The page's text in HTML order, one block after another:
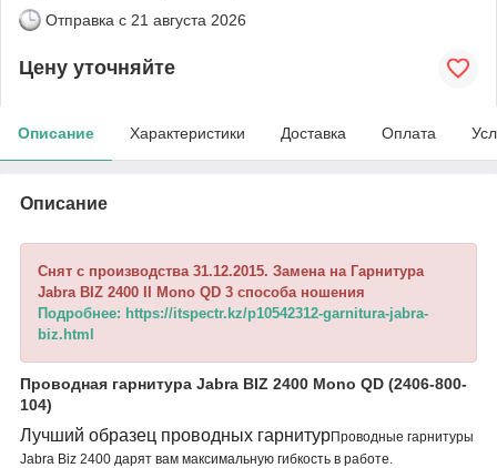
Отправка с 21 августа 2026
Цену уточняйте
Описание Характеристики Доставка Оплата
Описание
Снят с производства 31.12.2015. Замена на Гарнитура
Jabra BIZ 2400 II Mono QD 3 способа ношения
Подробнее: https://itspectr.kz/p10542312-garnitura-jabra-
biz.html
Проводная гарнитура Jabra BIZ 2400 Mono QD (2406-800-
104)
Лучший образец проводных гарнитурПроводные гарнитуры
Jabra Biz 2400 дарят вам максимальную гибкость в работе.